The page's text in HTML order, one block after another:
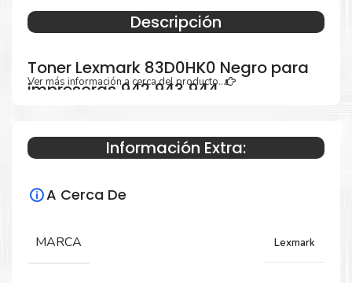
Descripción
Toner Lexmark 83D0HK0 Negro para
impresoras 942 943 944
Especificaciones Técnicas
Para impresoras:
943, 944.
Ver más información a cerca del producto...
Información Extra:
A Cerca De
MARCA Lexmark